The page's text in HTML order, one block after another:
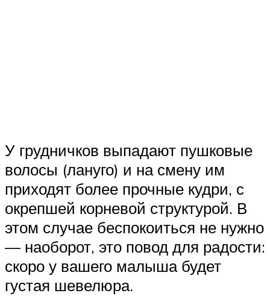
У грудничков выпадают пушковые
волосы (лануго) и на смену им
приходят более прочные кудри, с
окрепшей корневой структурой. В
этом случае беспокоиться не нужно
— наоборот, это повод для радости:
скоро у вашего малыша будет
густая шевелюра.